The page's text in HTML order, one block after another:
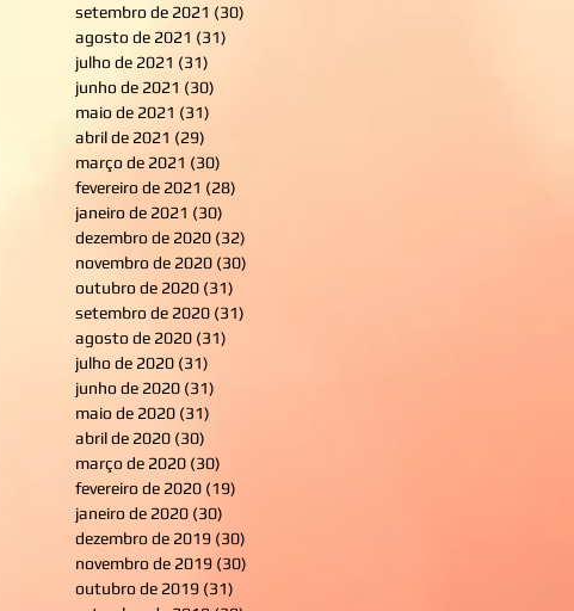
setembro de 2021 (30)
agosto de 2021 (31)
julho de 2021 (31)
junho de 2021 (30)
maio de 2021 (31)
abril de 2021 (29)
março de 2021 (30)
fevereiro de 2021 (28)
janeiro de 2021 (30)
dezembro de 2020 (32)
novembro de 2020 (30)
outubro de 2020 (31)
setembro de 2020 (31)
agosto de 2020 (31)
julho de 2020 (31)
junho de 2020 (31)
maio de 2020 (31)
abril de 2020 (30)
março de 2020 (30)
fevereiro de 2020 (19)
janeiro de 2020 (30)
dezembro de 2019 (30)
novembro de 2019 (30)
outubro de 2019 (31)